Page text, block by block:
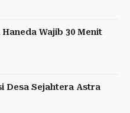
Wajib 30 Menit
Desa Sejahtera Astra